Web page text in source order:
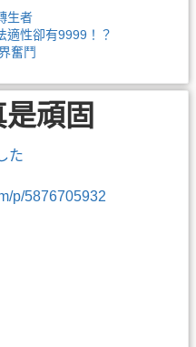
生者
適性卻有9999！？
奮鬥
頑固
た
p/5876705932